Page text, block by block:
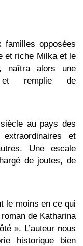
opposées
et riche Milka et le
naîtra alors une
et remplie de
au pays des
et
Une escale
de joutes, de
le moins en ce qui
de Katharina
». L’auteur nous
historique bien